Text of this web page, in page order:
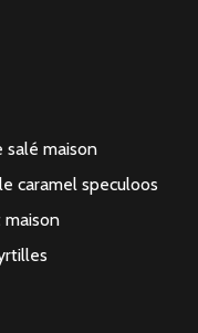
salé maison
caramel speculoos
maison